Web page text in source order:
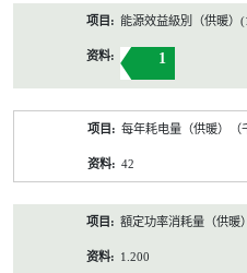
能源效益級別（供暖）
1
每年耗电量（供暖）（
42
額定功率消耗量（供暖
1.200